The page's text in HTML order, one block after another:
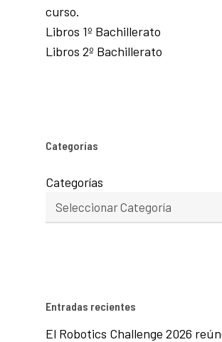
curso.
Libros 1º Bachillerato
Libros 2º Bachillerato
Categorías
Categorías
Entradas recientes
El Robotics Challenge 2026